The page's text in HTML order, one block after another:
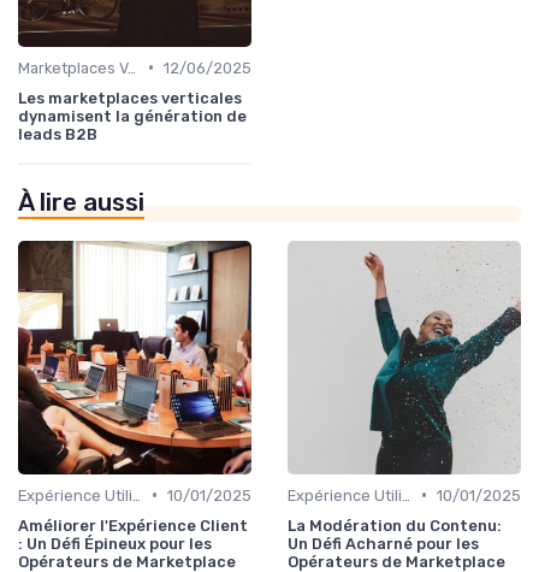
Marketplaces Verticales • 12/06/2025
Les marketplaces verticales
dynamisent la génération de
leads B2B
À lire aussi
• 10/01/2025
Améliorer l'Expérience Client
: Un Défi Épineux pour les
Opérateurs de Marketplace
• 10/01/2025
La Modération du Contenu:
Un Défi Acharné pour les
Opérateurs de Marketplace